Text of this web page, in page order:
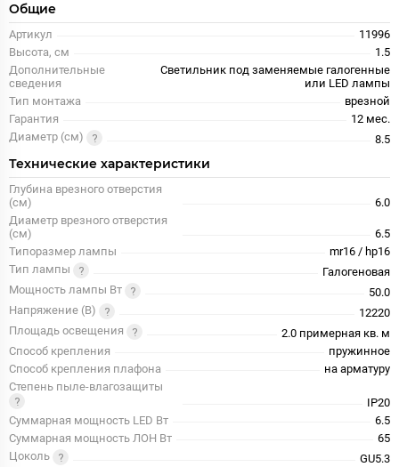
Общие
Артикул
11996
Высота, см
1.5
Дополнительные
сведения
Светильник под заменяемые галогенные
или LED лампы
Тип монтажа
врезной
Гарантия
12 мес.
Диаметр (см)
8.5
Технические характеристики
Глубина врезного отверстия
(см)
6.0
Диаметр врезного отверстия
(см)
6.5
Типоразмер лампы
mr16 / hp16
Тип лампы
Галогеновая
Мощность лампы Вт
50.0
Напряжение (В)
12220
Площадь освещения
2.0 примерная кв. м
Способ крепления
пружинное
Способ крепления плафона
на арматуру
Степень пыле-влагозащиты
IP20
Суммарная мощность LED Вт
6.5
Суммарная мощность ЛОН Вт
65
Цоколь
GU5.3